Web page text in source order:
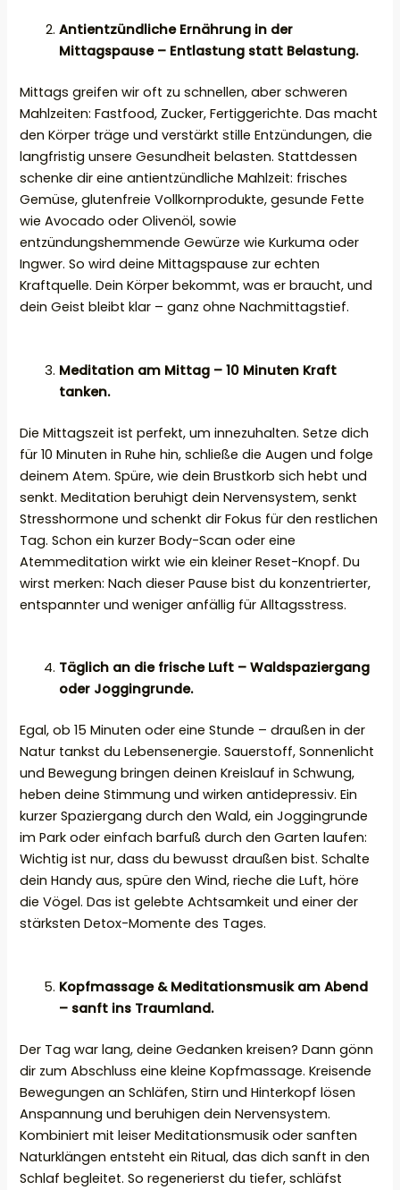
Antientzündliche Ernährung in der
Mittagspause – Entlastung statt Belastung.
Mittags greifen wir oft zu schnellen, aber schweren
Mahlzeiten: Fastfood, Zucker, Fertiggerichte. Das macht
den Körper träge und verstärkt stille Entzündungen, die
langfristig unsere Gesundheit belasten. Stattdessen
schenke dir eine antientzündliche Mahlzeit: frisches
Gemüse, glutenfreie Vollkornprodukte, gesunde Fette
wie Avocado oder Olivenöl, sowie
entzündungshemmende Gewürze wie Kurkuma oder
Ingwer. So wird deine Mittagspause zur echten
Kraftquelle. Dein Körper bekommt, was er braucht, und
dein Geist bleibt klar – ganz ohne Nachmittagstief.
Meditation am Mittag – 10 Minuten Kraft
tanken.
Die Mittagszeit ist perfekt, um innezuhalten. Setze dich
für 10 Minuten in Ruhe hin, schließe die Augen und folge
deinem Atem. Spüre, wie dein Brustkorb sich hebt und
senkt. Meditation beruhigt dein Nervensystem, senkt
Stresshormone und schenkt dir Fokus für den restlichen
Tag. Schon ein kurzer Body-Scan oder eine
Atemmeditation wirkt wie ein kleiner Reset-Knopf. Du
wirst merken: Nach dieser Pause bist du konzentrierter,
entspannter und weniger anfällig für Alltagsstress.
Täglich an die frische Luft – Waldspaziergang
oder Joggingrunde.
Egal, ob 15 Minuten oder eine Stunde – draußen in der
Natur tankst du Lebensenergie. Sauerstoff, Sonnenlicht
und Bewegung bringen deinen Kreislauf in Schwung,
heben deine Stimmung und wirken antidepressiv. Ein
kurzer Spaziergang durch den Wald, ein Joggingrunde
im Park oder einfach barfuß durch den Garten laufen:
Wichtig ist nur, dass du bewusst draußen bist. Schalte
dein Handy aus, spüre den Wind, rieche die Luft, höre
die Vögel. Das ist gelebte Achtsamkeit und einer der
stärksten Detox-Momente des Tages.
Kopfmassage & Meditationsmusik am Abend
– sanft ins Traumland.
Der Tag war lang, deine Gedanken kreisen? Dann gönn
dir zum Abschluss eine kleine Kopfmassage. Kreisende
Bewegungen an Schläfen, Stirn und Hinterkopf lösen
Anspannung und beruhigen dein Nervensystem.
Kombiniert mit leiser Meditationsmusik oder sanften
Naturklängen entsteht ein Ritual, das dich sanft in den
Schlaf begleitet. So regenerierst du tiefer, schläfst